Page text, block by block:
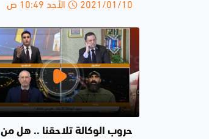
2021/01/10 الأحد 10:49 ص
حروب الوكالة تلاحقنا .. هل من